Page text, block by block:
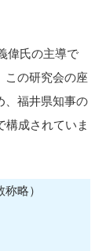
偉氏の主導で
この研究会の座
、福井県知事の
構成されていま
略）